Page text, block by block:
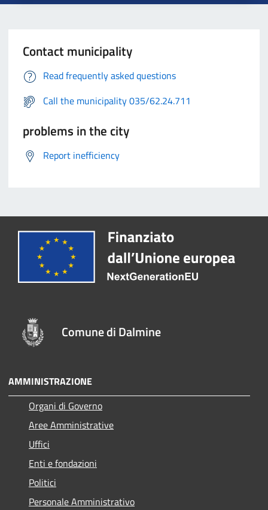
Contact municipality
Read frequently asked questions
Call the municipality 035/62.24.711
problems in the city
Report inefficiency
Comune di Dalmine
AMMINISTRAZIONE
Organi di Governo
Aree Amministrative
Uffici
Enti e fondazioni
Politici
Personale Amministrativo